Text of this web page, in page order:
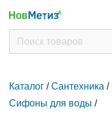
Каталог / Сантехника /
Сифоны для воды /